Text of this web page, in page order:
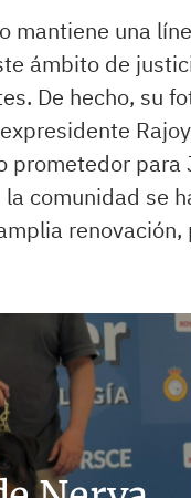
mantiene una
ámbito de
De hecho, su
prometedor para
comunidad se